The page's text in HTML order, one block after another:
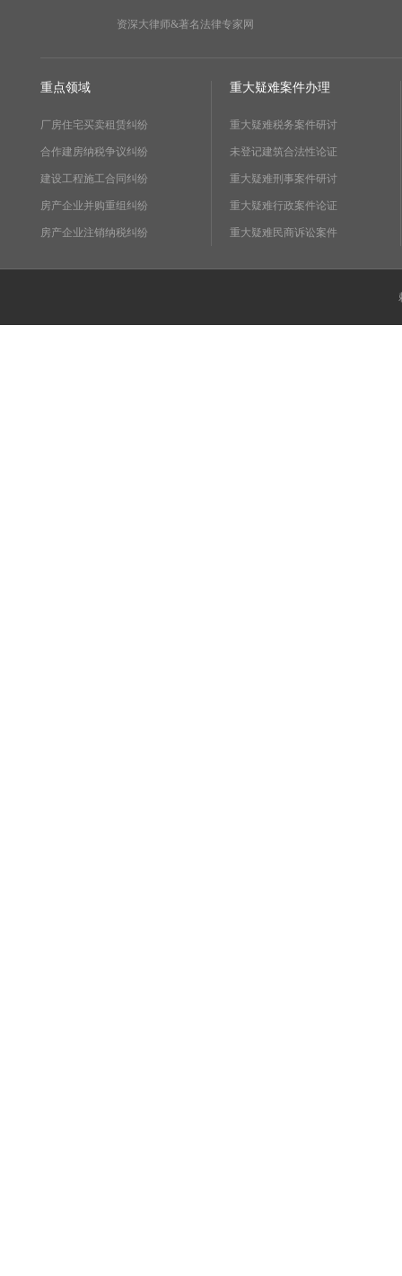
资深大律师&著名法律专家网
重点领域
厂房住宅买卖租赁纠纷
合作建房纳税争议纠纷
建设工程施工合同纠纷
房产企业并购重组纠纷
房产企业注销纳税纠纷
重大疑难案件办理
重大疑难税务案件研讨
未登记建筑合法性论证
重大疑难刑事案件研讨
重大疑难行政案件论证
重大疑难民商诉讼案件